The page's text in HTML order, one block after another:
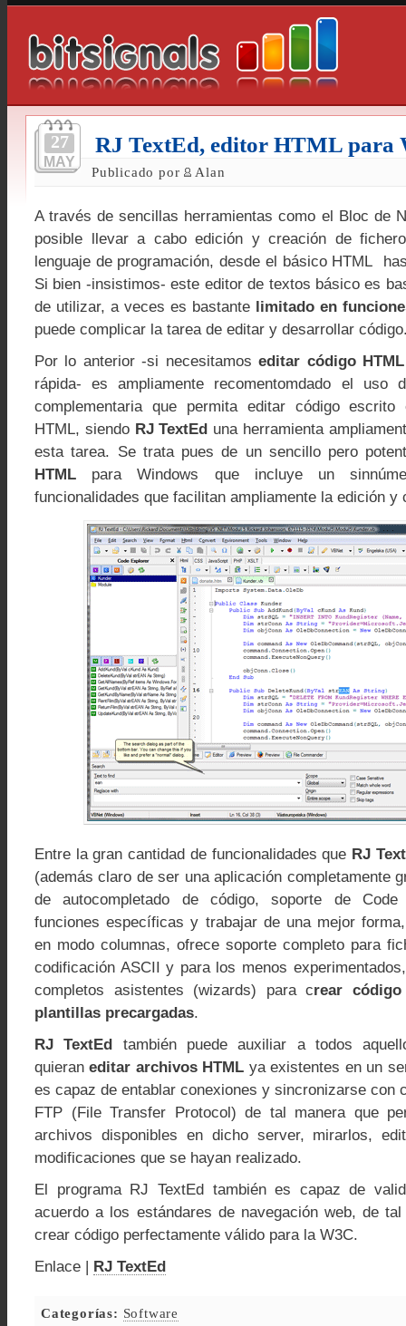
27
MAY
RJ TextEd, editor HTML para
Publicado por Alan
A través de sencillas herramientas como el Bloc de
posible llevar a cabo edición y creación de
lenguaje de programación, desde el básico HTML
Si bien -insistimos- este editor de textos básico es
de utilizar, a veces es bastante limitado en
puede complicar la tarea de editar y desarrollar
Por lo anterior -si necesitamoseditar código HTML
rápida- es ampliamente recomentomdado el uso
complementaria que permita editar código
HTML, siendo RJ TextEd una herramienta
esta tarea. Se trata pues de un sencillo pero
HTML para Windows que incluye un
funcionalidades que facilitan ampliamente la edición y
Entre la gran cantidad de funcionalidades que RJ
(además claro de ser una aplicación completamente
de autocompletado de código, soporte de
funciones específicas y trabajar de una mejor
en modo columnas, ofrece soporte completo para
codificación ASCII y para los menos
completos asistentes (wizards) para crear
plantillas precargadas.
RJ TextEd también puede auxiliar a todos
quieraneditar archivos HTML ya existentes en un
es capaz de entablar conexiones y sincronizarse con
FTP (File Transfer Protocol) de tal manera que
archivos disponibles en dicho server, mirarlos,
modificaciones que se hayan realizado.
El programa RJ TextEd también es capaz de
acuerdo a los estándares de navegación web, de
crear código perfectamente válido para la W3C.
Enlace | RJ TextEd
Categorías: Software